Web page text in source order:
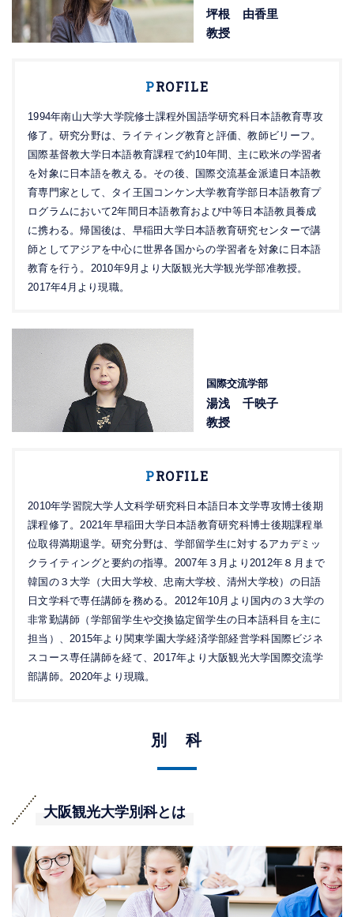
坪根 由香里
教授
PROFILE
1994年南山大学大学院修士課程外国語学研究科日本語教育専攻
修了。研究分野は、ライティング教育と評価、教師ビリーフ。
国際基督教大学日本語教育課程で約10年間、主に欧米の学習者
を対象に日本語を教える。その後、国際交流基金派遣日本語教
育専門家として、タイ王国コンケン大学教育学部日本語教育プ
ログラムにおいて2年間日本語教育および中等日本語教員養成
に携わる。帰国後は、早稲田大学日本語教育研究センターで講
師としてアジアを中心に世界各国からの学習者を対象に日本語
教育を行う。2010年9月より大阪観光大学観光学部准教授。
2017年4月より現職。
国際交流学部
湯浅 千映子
教授
PROFILE
2010年学習院大学人文科学研究科日本語日本文学専攻博士後期
課程修了。2021年早稲田大学日本語教育研究科博士後期課程単
位取得満期退学。研究分野は、学部留学生に対するアカデミッ
クライティングと要約の指導。2007年３月より2012年８月まで
韓国の３大学（大田大学校、忠南大学校、清州大学校）の日語
日文学科で専任講師を務める。2012年10月より国内の３大学の
非常勤講師（学部留学生や交換協定留学生の日本語科目を主に
担当）、2015年より関東学園大学経済学部経営学科国際ビジネ
スコース専任講師を経て、2017年より大阪観光大学国際交流学
部講師。2020年より現職。
別 科
大阪観光大学別科とは